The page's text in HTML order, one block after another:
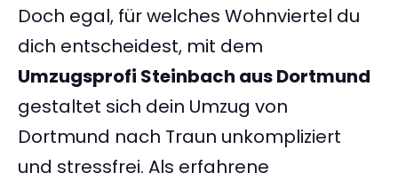
Doch egal, für welches Wohnviertel du
dich entscheidest, mit dem
Umzugsprofi Steinbach aus Dortmund
gestaltet sich dein Umzug von
Dortmund nach Traun unkompliziert
und stressfrei. Als erfahrene